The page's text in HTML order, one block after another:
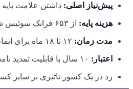
پیش‌نیاز اصلی: داشتن علامت
هزینه پایه: از ۶۵۳ فرانک سوئیس شروع می شود و بسته به کشورها و کلاس ها متفاوت است.
مدت زمان: ۱۲ تا ۱۸ ماه برای اتمام کامل فرآیند
اعتبار : ۱۰ سال با قابلیت تمدید
رد در یک کشور تاثیری بر سایر